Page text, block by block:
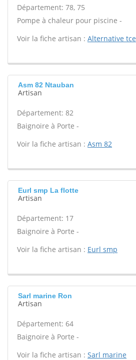
Département: 78, 75
Pompe à chaleur pour piscine -
Voir la fiche artisan : Alternative tce
Asm 82 Ntauban
Artisan
Département: 82
Baignoire à Porte -
Voir la fiche artisan : Asm 82
Eurl smp La flotte
Artisan
Département: 17
Baignoire à Porte -
Voir la fiche artisan : Eurl smp
Sarl marine Ron
Artisan
Département: 64
Baignoire à Porte -
Voir la fiche artisan : Sarl marine